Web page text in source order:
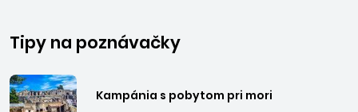
Tipy na poznávačky
Kampánia s pobytom pri mori